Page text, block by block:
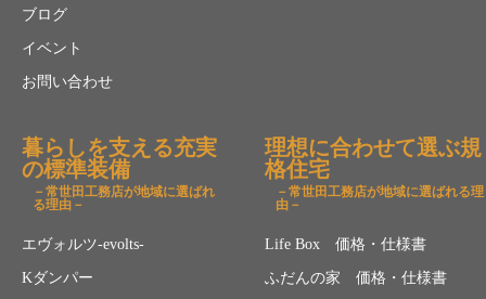
ブログ
イベント
お問い合わせ
暮らしを支える充実
の標準装備
－常世田工務店が地域に選ばれ
る理由－
エヴォルツ-evolts-
Kダンパー
理想に合わせて選ぶ規
格住宅
－常世田工務店が地域に選ばれる理
由－
Life Box 価格・仕様書
ふだんの家 価格・仕様書